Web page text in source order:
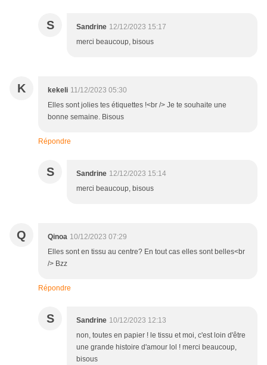
S Sandrine 12/12/2023 15:17
merci beaucoup, bisous
K kekeli 11/12/2023 05:30
Elles sont jolies tes étiquettes !<br /> Je te souhaite une
bonne semaine. Bisous
Répondre
S Sandrine 12/12/2023 15:14
merci beaucoup, bisous
Q Qinoa 10/12/2023 07:29
Elles sont en tissu au centre? En tout cas elles sont belles<br
/> Bzz
Répondre
S Sandrine 10/12/2023 12:13
non, toutes en papier ! le tissu et moi, c'est loin d'être
une grande histoire d'amour lol ! merci beaucoup,
bisous